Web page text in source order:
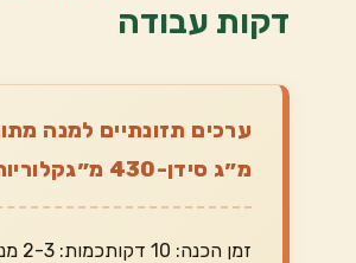
דקות עבודה
מ״ג סידן-430 מ״גקלוריות-480 קק"ל
זמן הכנה: 10 דקותכמות: 2-3 מנות (אפשר בקלות 3 מנות)